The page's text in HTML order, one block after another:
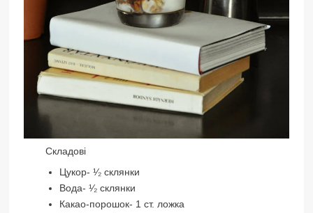
Складові
Цукор- ¹⁄₂ склянки
Вода- ¹⁄₂ склянки
Какао-порошок- 1 ст. ложка